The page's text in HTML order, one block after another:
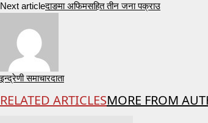
Next articleदाङमा अफिमसहित तीन जना पक्राउ
इन्द्रेणी समाचारदाता
RELATED ARTICLESMORE FROM